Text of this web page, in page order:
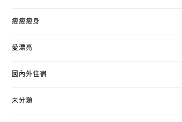
瘦瘦瘦身
愛漂亮
國內外住宿
未分類